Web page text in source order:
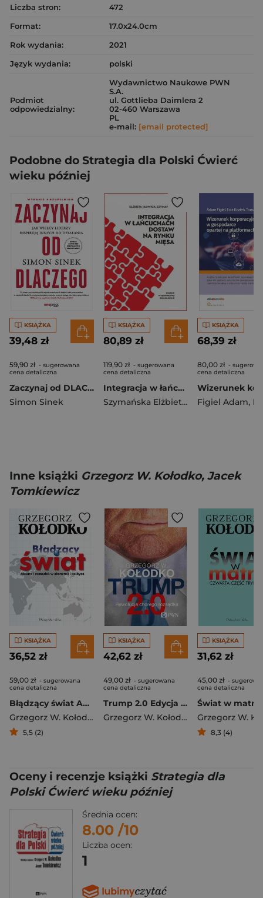
Liczba stron:
472
Format:
17.0x24.0cm
Rok wydania:
2021
Język wydania:
polski
Podmiot
odpowiedzialny:
Wydawnictwo Naukowe PWN
S.A.
ul. Gottlieba Daimlera 2
02-460 Warszawa
PL
e-mail: [email protected]
Podobne do Strategia dla Polski Ćwierć
wieku później
KSIĄŻKA
39,48 zł
59,90 zł - sugerowana
cena detaliczna
Zaczynaj od DLACZEGO. Jak wielcy liderzy inspirują innych do działania wyd. 2
Simon Sinek
KSIĄŻKA
80,89 zł
119,90 zł - sugerowana
cena detaliczna
Integracja w łańcuchach dostaw na rynku mięsa
Szymańska Elżbieta Jadwiga
KSIĄŻKA
68,39 zł
80,00 zł -
cena detaliczna
Figiel Adam, Ewa
Inne książki Grzegorz W. Kołodko, Jacek
Tomkiewicz
KSIĄŻKA
36,52 zł
59,00 zł - sugerowana
cena detaliczna
Błądzący świat Absurd i rozsądek w ekonomii i polityce
Grzegorz W. Kołodko
5,5 (2)
KSIĄŻKA
42,62 zł
49,00 zł - sugerowana
cena detaliczna
Trump 2.0 Edycja limitowana z autografem
Grzegorz W. Kołodko
KSIĄŻKA
31,62 zł
45,00 zł -
cena detaliczna
8,3 (4)
Oceny i recenzje książki Strategia dla
Polski Ćwierć wieku później
Średnia ocen:
8.00 /10
Liczba ocen:
1